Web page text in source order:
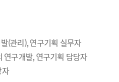
(관리),연구기획 실무자
연구개발,연구기획 담당자